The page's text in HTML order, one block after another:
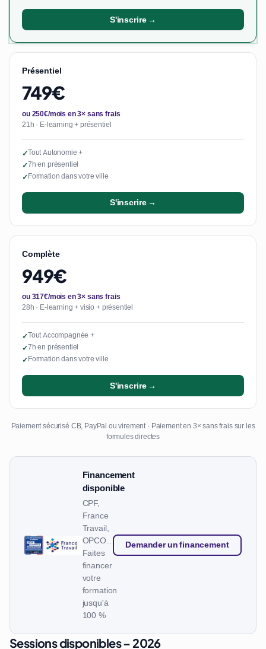
S'inscrire →
Présentiel
749€
ou 250€/mois en 3× sans frais
21h · E-learning + présentiel
✓Tout Autonomie +
✓7h en présentiel
✓Formation dans votre ville
S'inscrire →
Complète
949€
ou 317€/mois en 3× sans frais
28h · E-learning + visio + présentiel
✓Tout Accompagnée +
✓7h en présentiel
✓Formation dans votre ville
S'inscrire →
Paiement sécurisé CB, PayPal ou virement · Paiement en 3× sans frais sur les
formules directes
Financement
disponible
CPF,
France
Travail,
OPCO…
Faites
financer
votre
formation
jusqu'à
100 %
Demander un financement
Sessions disponibles – 2026